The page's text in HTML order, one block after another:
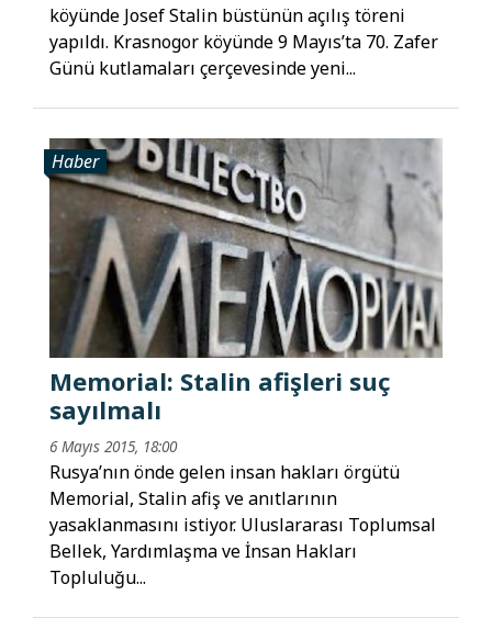
köyünde Josef Stalin büstünün açılış töreni
yapıldı. Krasnogor köyünde 9 Mayıs’ta 70. Zafer
Günü kutlamaları çerçevesinde yeni...
Haber
Memorial: Stalin afişleri suç
sayılmalı
6 Mayıs 2015, 18:00
Rusya’nın önde gelen insan hakları örgütü
Memorial, Stalin afiş ve anıtlarının
yasaklanmasını istiyor. Uluslararası Toplumsal
Bellek, Yardımlaşma ve İnsan Hakları
Topluluğu...